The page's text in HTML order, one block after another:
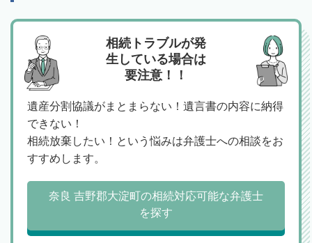
相続トラブルが発
生している場合は
要注意！！
遺産分割協議がまとまらない！遺言書の内容に納得
できない！
相続放棄したい！という悩みは弁護士への相談をお
すすめします。
奈良 吉野郡大淀町の相続対応可能な弁護士
を探す